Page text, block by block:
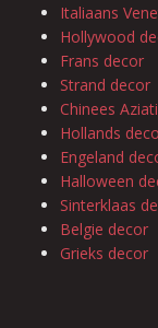
Italiaans
Hollywood
Frans decor
Strand decor
Chinees
Hollands
Engeland
Halloween
Sinterklaas
Belgie decor
Grieks decor